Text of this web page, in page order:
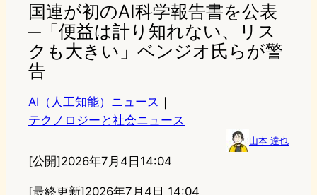
国連が初のAI科学報告書を公表
─「便益は計り知れない、リス
クも大きい」ベンジオ氏らが警
告
AI（人工知能）ニュース ｜
テクノロジーと社会ニュース
山本 達也
[公開]2026年7月4日14:04
[最終更新]2026年7月4日 14:04